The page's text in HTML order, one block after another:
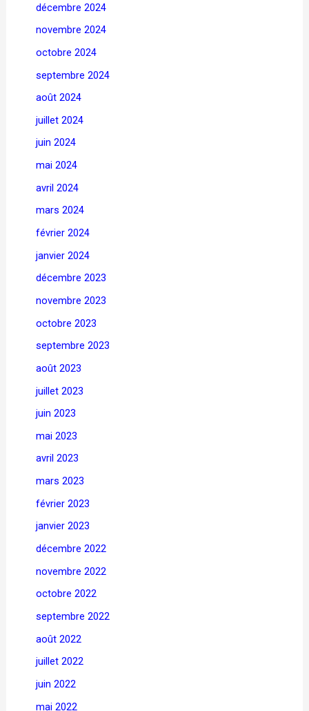
décembre 2024
novembre 2024
octobre 2024
septembre 2024
août 2024
juillet 2024
juin 2024
mai 2024
avril 2024
mars 2024
février 2024
janvier 2024
décembre 2023
novembre 2023
octobre 2023
septembre 2023
août 2023
juillet 2023
juin 2023
mai 2023
avril 2023
mars 2023
février 2023
janvier 2023
décembre 2022
novembre 2022
octobre 2022
septembre 2022
août 2022
juillet 2022
juin 2022
mai 2022